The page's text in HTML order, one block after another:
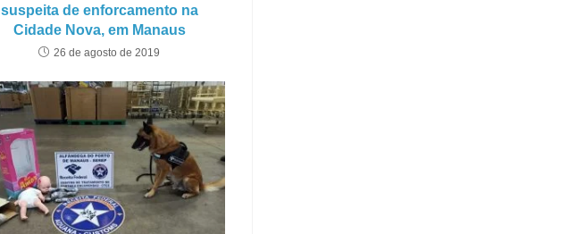
suspeita de enforcamento na
Cidade Nova, em Manaus
26 de agosto de 2019